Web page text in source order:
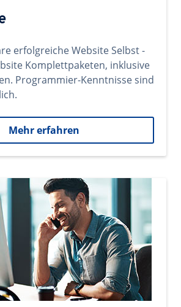
erfolgreiche Website Selbst -
Komplettpaketen, inklusive
Programmier-Kenntnisse sind
Mehr erfahren